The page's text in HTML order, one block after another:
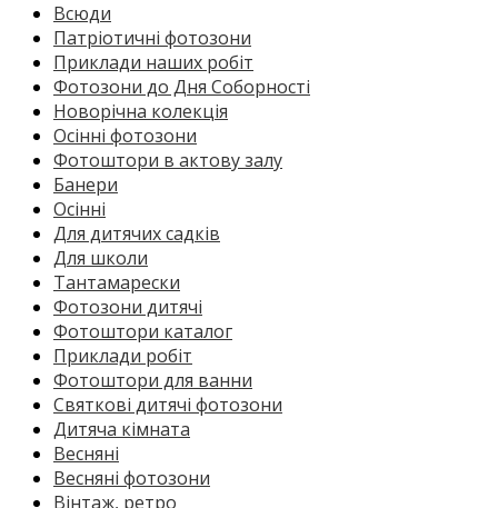
Всюди
Патріотичні фотозони
Приклади наших робіт
Фотозони до Дня Соборності
Новорічна колекція
Осінні фотозони
Фотоштори в актову залу
Банери
Осінні
Для дитячих садків
Для школи
Тантамарески
Фотозони дитячі
Фотоштори каталог
Приклади робіт
Фотоштори для ванни
Святкові дитячі фотозони
Дитяча кімната
Весняні
Весняні фотозони
Вінтаж, ретро